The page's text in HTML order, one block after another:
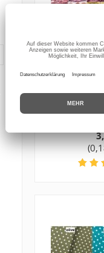
Zipper
5 mm 20